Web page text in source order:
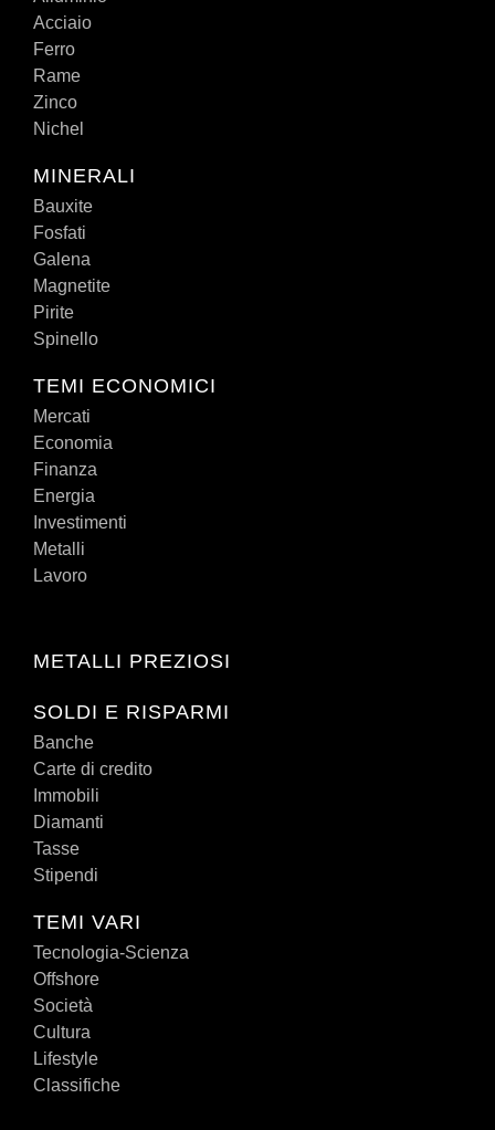
Acciaio
Ferro
Rame
Zinco
Nichel
MINERALI
Bauxite
Fosfati
Galena
Magnetite
Pirite
Spinello
TEMI ECONOMICI
Mercati
Economia
Finanza
Energia
Investimenti
Metalli
Lavoro
METALLI PREZIOSI
SOLDI E RISPARMI
Banche
Carte di credito
Immobili
Diamanti
Tasse
Stipendi
TEMI VARI
Tecnologia-Scienza
Offshore
Società
Cultura
Lifestyle
Classifiche